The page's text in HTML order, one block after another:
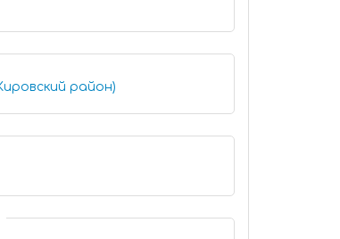
район)